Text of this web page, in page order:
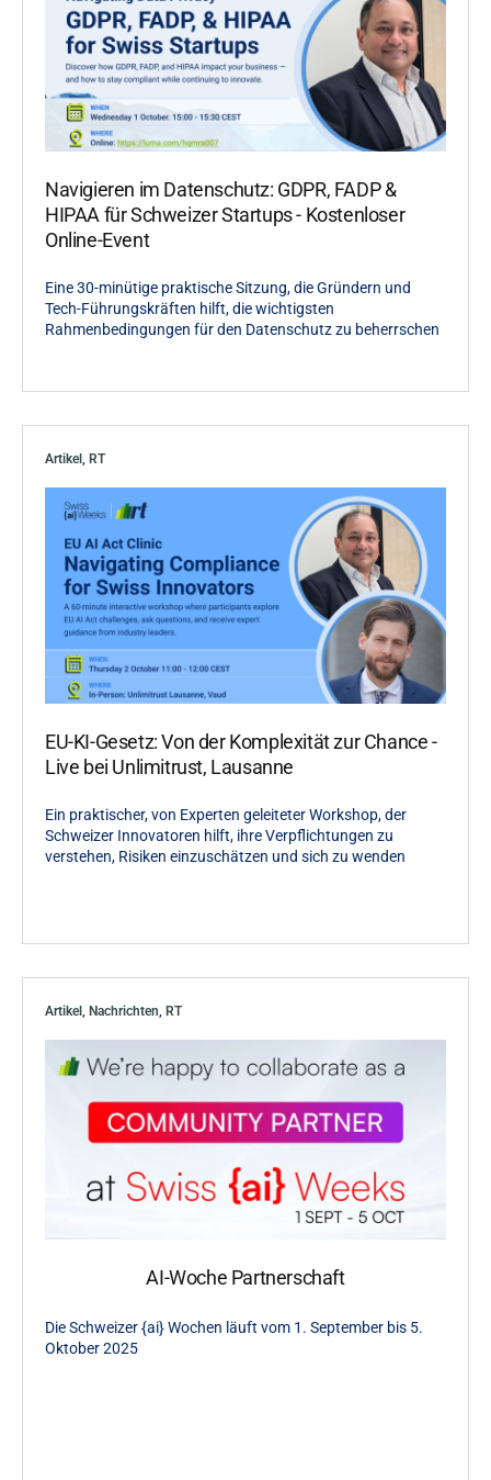
Navigieren im Datenschutz: GDPR, FADP &
HIPAA für Schweizer Startups - Kostenloser
Online-Event
Eine 30-minütige praktische Sitzung, die Gründern und
Tech-Führungskräften hilft, die wichtigsten
Rahmenbedingungen für den Datenschutz zu beherrschen
Artikel , RT
EU-KI-Gesetz: Von der Komplexität zur Chance -
Live bei Unlimitrust, Lausanne
Ein praktischer, von Experten geleiteter Workshop, der
Schweizer Innovatoren hilft, ihre Verpflichtungen zu
verstehen, Risiken einzuschätzen und sich zu wenden
Artikel, Nachrichten, RT
AI-Woche Partnerschaft
Die Schweizer {ai} Wochen läuft vom 1. September bis 5.
Oktober 2025